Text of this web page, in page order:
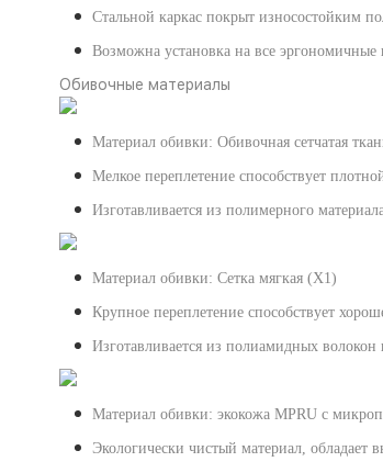
Стальной каркас покрыт износостойким
Возможна установка на все
Обивочные материалы
Материал обивки: Обивочная сетчатая
Мелкое переплетение способствует
Изготавливается из полимерного
Материал обивки: Сетка мягкая (X1)
Крупное переплетение способствует
Изготавливается из полиамидных
Материал обивки: экокожа MPRU с
Экологически чистый материал, обладает